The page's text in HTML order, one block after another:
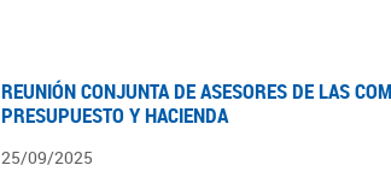
REUNIÓN CONJUNTA DE ASESORES DE LAS
PRESUPUESTO Y HACIENDA
25/09/2025